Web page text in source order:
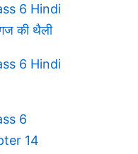
6 Hindi
की थैली
6 Hindi
6
14